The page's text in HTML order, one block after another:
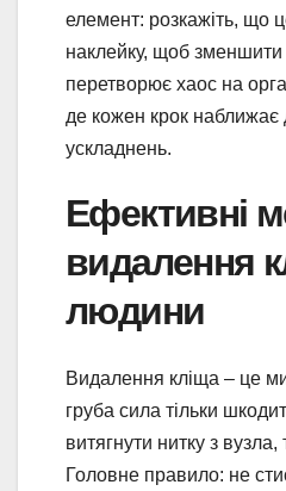
елемент: розкажіть, що
наклейку, щоб зменшити
перетворює хаос на
де кожен крок наближає
ускладнень.
Ефективні
видалення
людини
Видалення кліща – це
груба сила тільки
витягнути нитку з вузла,
Головне правило: не